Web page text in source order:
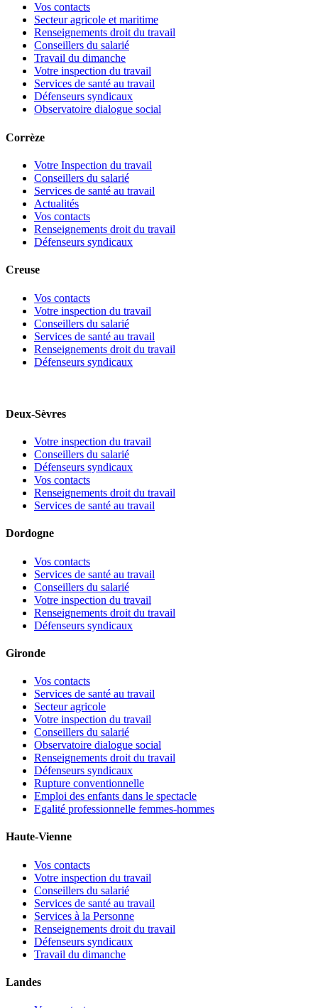
Vos contacts
Secteur agricole et maritime
Renseignements droit du travail
Conseillers du salarié
Travail du dimanche
Votre inspection du travail
Services de santé au travail
Défenseurs syndicaux
Observatoire dialogue social
Corrèze
Votre Inspection du travail
Conseillers du salarié
Services de santé au travail
Actualités
Vos contacts
Renseignements droit du travail
Défenseurs syndicaux
Creuse
Vos contacts
Votre inspection du travail
Conseillers du salarié
Services de santé au travail
Renseignements droit du travail
Défenseurs syndicaux
Deux-Sèvres
Votre inspection du travail
Conseillers du salarié
Défenseurs syndicaux
Vos contacts
Renseignements droit du travail
Services de santé au travail
Dordogne
Vos contacts
Services de santé au travail
Conseillers du salarié
Votre inspection du travail
Renseignements droit du travail
Défenseurs syndicaux
Gironde
Vos contacts
Services de santé au travail
Secteur agricole
Votre inspection du travail
Conseillers du salarié
Observatoire dialogue social
Renseignements droit du travail
Défenseurs syndicaux
Rupture conventionnelle
Emploi des enfants dans le spectacle
Egalité professionnelle femmes-hommes
Haute-Vienne
Vos contacts
Votre inspection du travail
Conseillers du salarié
Services de santé au travail
Services à la Personne
Renseignements droit du travail
Défenseurs syndicaux
Travail du dimanche
Landes